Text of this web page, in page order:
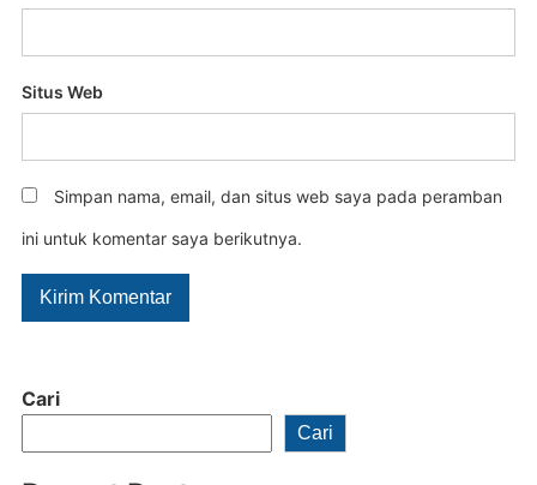
Cari
Cari
Situs Web
Simpan nama, email, dan situs web saya pada peramban
ini untuk komentar saya berikutnya.